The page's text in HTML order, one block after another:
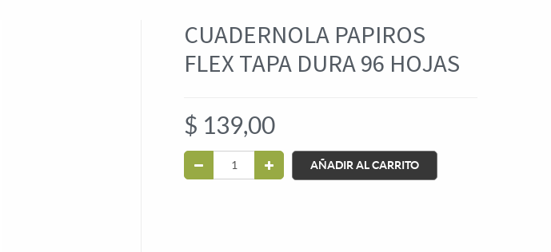
CUADERNOLA PAPIROS
FLEX TAPA DURA 96 HOJAS
$ 139,00
AÑADIR AL CARRITO